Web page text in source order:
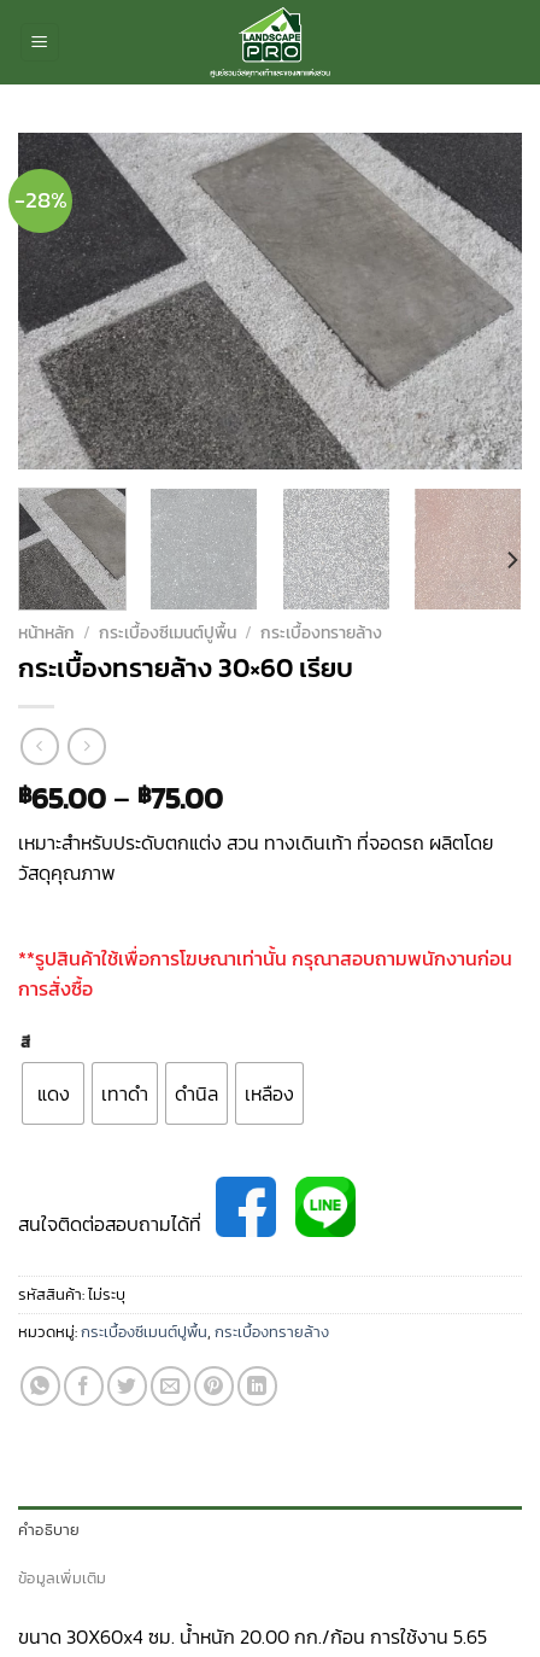
-28%
หน้าหลัก / กระเบื้องซีเมนต์ปูพื้น / กระเบื้องทรายล้าง
กระเบื้องทรายล้าง 30×60 เรียบ
฿65.00 – ฿75.00
เหมาะสำหรับประดับตกแต่ง สวน ทางเดินเท้า ที่จอดรถ ผลิตโดย
วัสดุคุณภาพ
**รูปสินค้าใช้เพื่อการโฆษณาเท่านั้น กรุณาสอบถามพนักงานก่อน
การสั่งซื้อ
สี
แดง เทาดำ ดำนิล เหลือง
สนใจติดต่อสอบถามได้ที่
รหัสสินค้า:ไม่ระบุ
หมวดหมู่:กระเบื้องซีเมนต์ปูพื้น, กระเบื้องทรายล้าง
คำอธิบาย
ข้อมูลเพิ่มเติม
ขนาด 30X60x4 ซม. น้ำหนัก 20.00 กก./ก้อน การใช้งาน 5.65